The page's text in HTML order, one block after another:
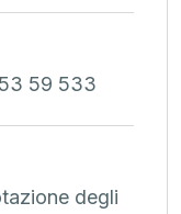
59 533
degli